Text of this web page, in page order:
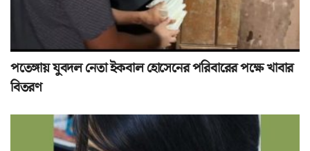
পতেঙ্গায় যুবদল নেতা ইকবাল হোসেনের পরিবারের পক্ষে খাবার
বিতরণ